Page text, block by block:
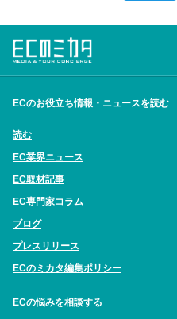
ECのお役立ち情報・ニュースを読む
読む
EC業界ニュース
EC取材記事
EC専門家コラム
ブログ
プレスリリース
ECのミカタ編集ポリシー
ECの悩みを相談する